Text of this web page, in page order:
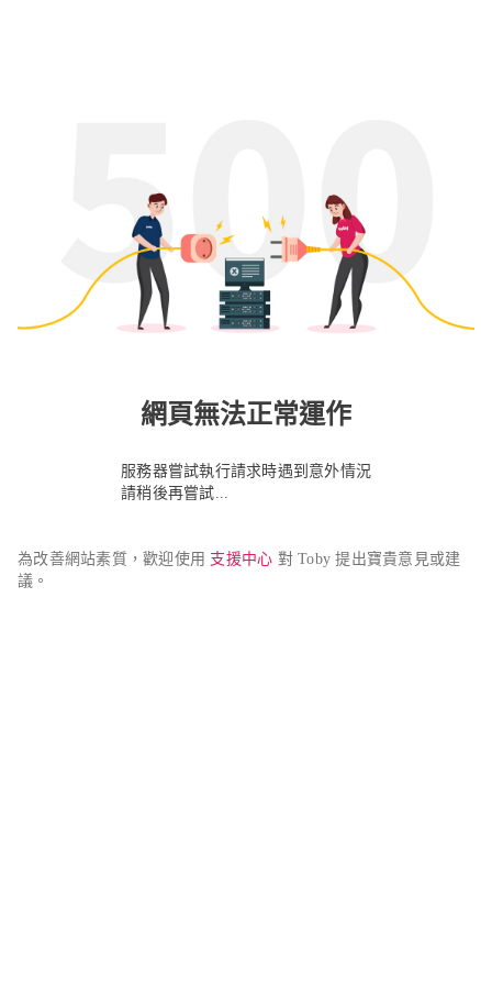
網頁無法正常運作
服務器嘗試執行請求時遇到意外情況
請稍後再嘗試...
為改善網站素質，歡迎使用 支援中心 對 Toby 提出寶貴意見或建
議。